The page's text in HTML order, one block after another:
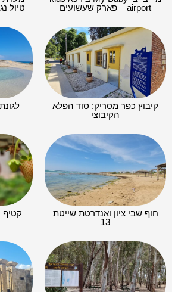
airport – פארק שעשועים
טיול
קיבוץ כפר מסריק: סוד הפלא
הקיבוצי
חוף שבי ציון ואנדרטת שייטת
13